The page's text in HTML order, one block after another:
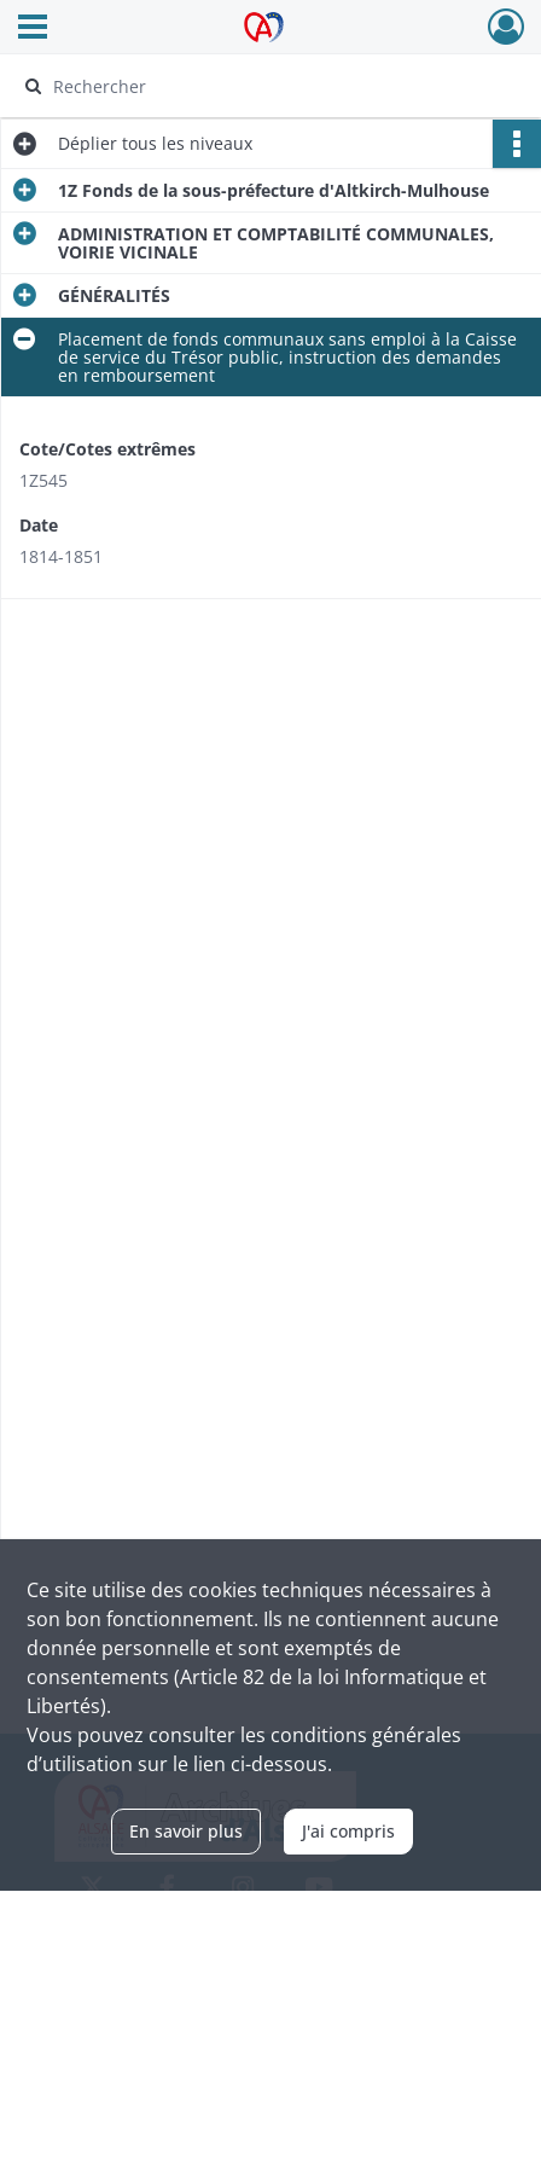
Archives Alsace - Colmar
Ouvrir le menu déroulant
Déplier tous les niveaux
1Z Fonds de la sous-préfecture d'Altkirch-Mulhouse
ADMINISTRATION ET COMPTABILITÉ COMMUNALES,
VOIRIE VICINALE
GÉNÉRALITÉS
Placement de fonds communaux sans emploi à la Caisse
de service du Trésor public, instruction des demandes
en remboursement
Cote/Cotes extrêmes
1Z545
Date
1814-1851
Ce site utilise des cookies techniques nécessaires à
son bon fonctionnement. Ils ne contiennent aucune
donnée personnelle et sont exemptés de
consentements (Article 82 de la loi Informatique et
Libertés).
Vous pouvez consulter les conditions générales
d’utilisation sur le lien ci-dessous.
En savoir plus J'ai compris